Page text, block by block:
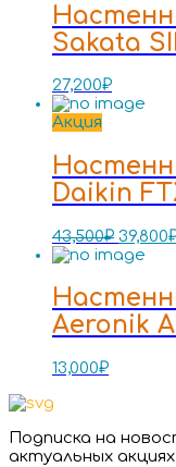
Sakata
27,200₽
Акция
Daikin
43,500₽ 39,800
Aeronik
13,000₽
Подписка на
актуальных